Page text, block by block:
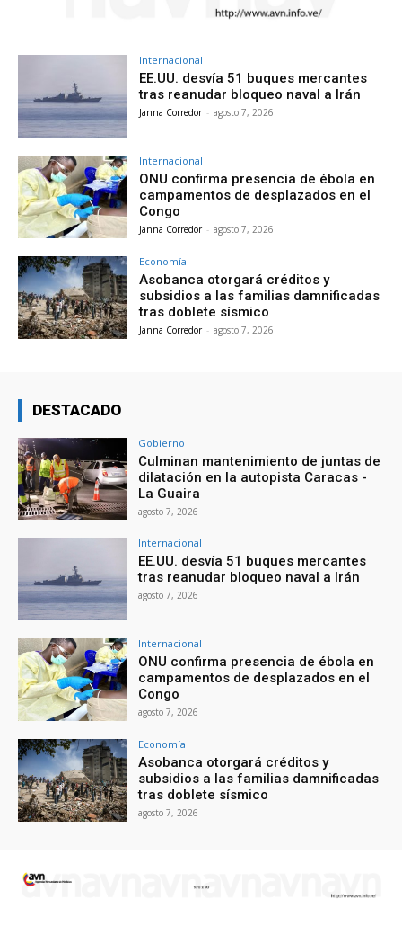
Internacional
EE.UU. desvía 51 buques mercantes
tras reanudar bloqueo naval a Irán
Janna Corredor - agosto 7, 2026
Internacional
ONU confirma presencia de ébola en
campamentos de desplazados en el
Congo
Janna Corredor - agosto 7, 2026
Economía
Asobanca otorgará créditos y
subsidios a las familias damnificadas
tras doblete sísmico
Janna Corredor - agosto 7, 2026
DESTACADO
Gobierno
Culminan mantenimiento de juntas de
dilatación en la autopista Caracas -
La Guaira
agosto 7, 2026
Internacional
EE.UU. desvía 51 buques mercantes
tras reanudar bloqueo naval a Irán
agosto 7, 2026
Internacional
ONU confirma presencia de ébola en
campamentos de desplazados en el
Congo
agosto 7, 2026
Economía
Asobanca otorgará créditos y
subsidios a las familias damnificadas
tras doblete sísmico
agosto 7, 2026